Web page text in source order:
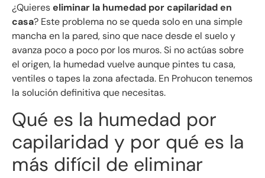
¿Quiereseliminar la humedad por capilaridad en
casa? Este problema no se queda solo en una simple
mancha en la pared, sino que nace desde el suelo y
avanza poco a poco por los muros. Si no actúas sobre
el origen, la humedad vuelve aunque pintes tu casa,
ventiles o tapes la zona afectada. En Prohucon tenemos
la solución definitiva que necesitas.
Qué es la humedad por
capilaridad y por qué es la
más difícil de eliminar